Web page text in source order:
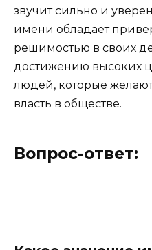
звучит сильно и
имени обладает
решимостью в своих
достижению высоких
людей, которые
власть в обществе.
Вопрос-ответ: